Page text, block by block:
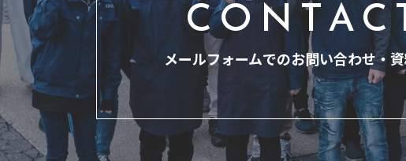
メールフォームでのお問い合わせ・